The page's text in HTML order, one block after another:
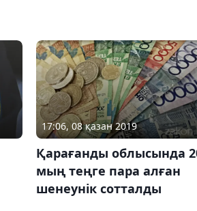
17:06, 08 қазан 2019
Қарағанды облысында
мың теңге пара алған
шенеунік сотталды